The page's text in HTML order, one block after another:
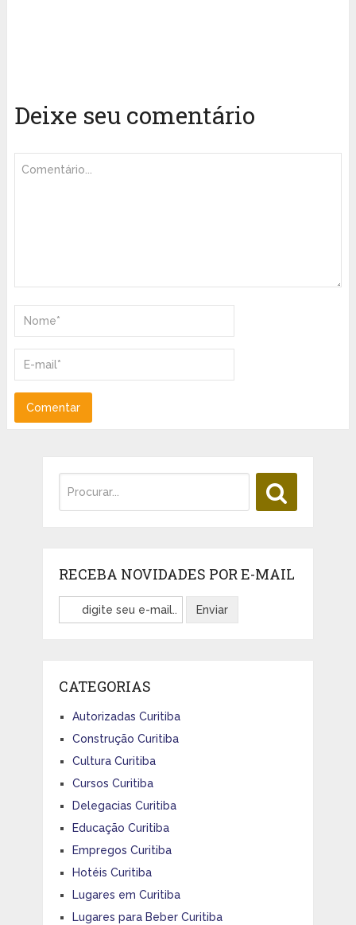
Deixe seu comentário
RECEBA NOVIDADES POR E-MAIL
CATEGORIAS
Autorizadas Curitiba
Construção Curitiba
Cultura Curitiba
Cursos Curitiba
Delegacias Curitiba
Educação Curitiba
Empregos Curitiba
Hotéis Curitiba
Lugares em Curitiba
Lugares para Beber Curitiba